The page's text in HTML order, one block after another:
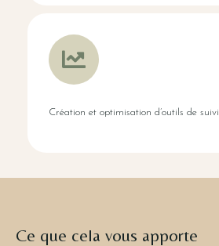
Création et optimisation d’outils de suivi
Ce que cela vous apporte